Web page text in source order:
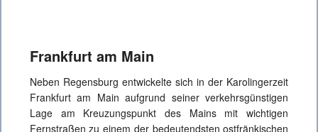
Frankfurt am Main
Neben Regensburg entwickelte sich in der Karolingerzeit
Frankfurt am Main aufgrund seiner verkehrsgünstigen
Lage am Kreuzungspunkt des Mains mit wichtigen
Fernstraßen zu einem der bedeutendsten ostfränkischen